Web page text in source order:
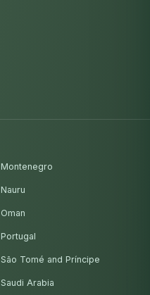
Montenegro
Nauru
Oman
Portugal
São Tomé and Príncipe
Saudi Arabia